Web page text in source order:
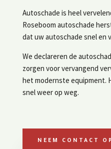
Autoschade is heel
Roseboom autoschade
dat uw autoschade snel en
We declareren de
zorgen voor vervangend
het modernste equipment.
snel weer op weg.
NEEM CONTACT OP